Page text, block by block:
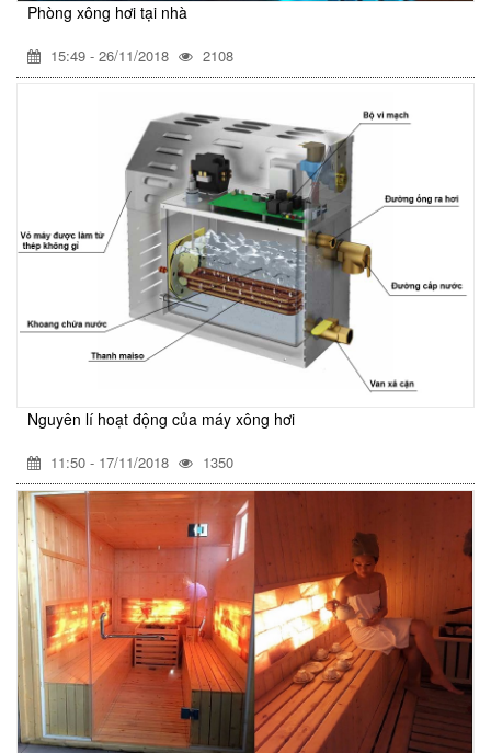
Phòng xông hơi tại nhà
15:49 - 26/11/2018 2108
Nguyên lí hoạt động của máy xông hơi
11:50 - 17/11/2018 1350